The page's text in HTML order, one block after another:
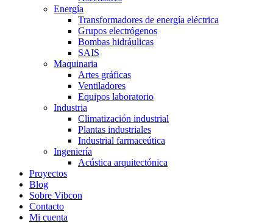
Energía
Transformadores de energía eléctrica
Grupos electrógenos
Bombas hidráulicas
SAIS
Maquinaria
Artes gráficas
Ventiladores
Equipos laboratorio
Industria
Climatización industrial
Plantas industriales
Industrial farmaceútica
Ingeniería
Acústica arquitectónica
Proyectos
Blog
Sobre Vibcon
Contacto
Mi cuenta